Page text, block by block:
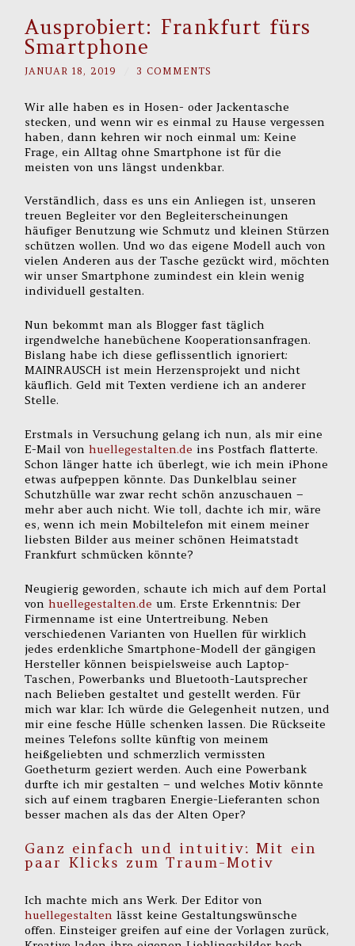
Ausprobiert: Frankfurt fürs
Smartphone
JANUAR 18, 2019 3 COMMENTS
Wir alle haben es in Hosen- oder Jackentasche
stecken, und wenn wir es einmal zu Hause vergessen
haben, dann kehren wir noch einmal um: Keine
Frage, ein Alltag ohne Smartphone ist für die
meisten von uns längst undenkbar.
Verständlich, dass es uns ein Anliegen ist, unseren
treuen Begleiter vor den Begleiterscheinungen
häufiger Benutzung wie Schmutz und kleinen Stürzen
schützen wollen. Und wo das eigene Modell auch von
vielen Anderen aus der Tasche gezückt wird, möchten
wir unser Smartphone zumindest ein klein wenig
individuell gestalten.
Nun bekommt man als Blogger fast täglich
irgendwelche hanebüchene Kooperationsanfragen.
Bislang habe ich diese geflissentlich ignoriert:
MAINRAUSCH ist mein Herzensprojekt und nicht
käuflich. Geld mit Texten verdiene ich an anderer
Stelle.
Erstmals in Versuchung gelang ich nun, als mir eine
E-Mail vonhuellegestalten.de ins Postfach flatterte.
Schon länger hatte ich überlegt, wie ich mein iPhone
etwas aufpeppen könnte. Das Dunkelblau seiner
Schutzhülle war zwar recht schön anzuschauen –
mehr aber auch nicht. Wie toll, dachte ich mir, wäre
es, wenn ich mein Mobiltelefon mit einem meiner
liebsten Bilder aus meiner schönen Heimatstadt
Frankfurt schmücken könnte?
Neugierig geworden, schaute ich mich auf dem Portal
vonhuellegestalten.de um. Erste Erkenntnis: Der
Firmenname ist eine Untertreibung. Neben
verschiedenen Varianten von Huellen für wirklich
jedes erdenkliche Smartphone-Modell der gängigen
Hersteller können beispielsweise auch Laptop-
Taschen, Powerbanks und Bluetooth-Lautsprecher
nach Belieben gestaltet und gestellt werden. Für
mich war klar: Ich würde die Gelegenheit nutzen, und
mir eine fesche Hülle schenken lassen. Die Rückseite
meines Telefons sollte künftig von meinem
heißgeliebten und schmerzlich vermissten
Goetheturm geziert werden. Auch eine Powerbank
durfte ich mir gestalten – und welches Motiv könnte
sich auf einem tragbaren Energie-Lieferanten schon
besser machen als das der Alten Oper?
Ganz einfach und intuitiv: Mit ein
paar Klicks zum Traum-Motiv
Ich machte mich ans Werk. Der Editor von
huellegestaltenlässt keine Gestaltungswünsche
offen. Einsteiger greifen auf eine der Vorlagen zurück,